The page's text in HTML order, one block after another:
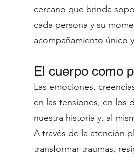
cercano que brinda
cada persona y su
acompañamiento único
El cuerpo como
Las emociones,
en las tensiones, en los
nuestra historia y, al
A través de la atención
transformar traumas,